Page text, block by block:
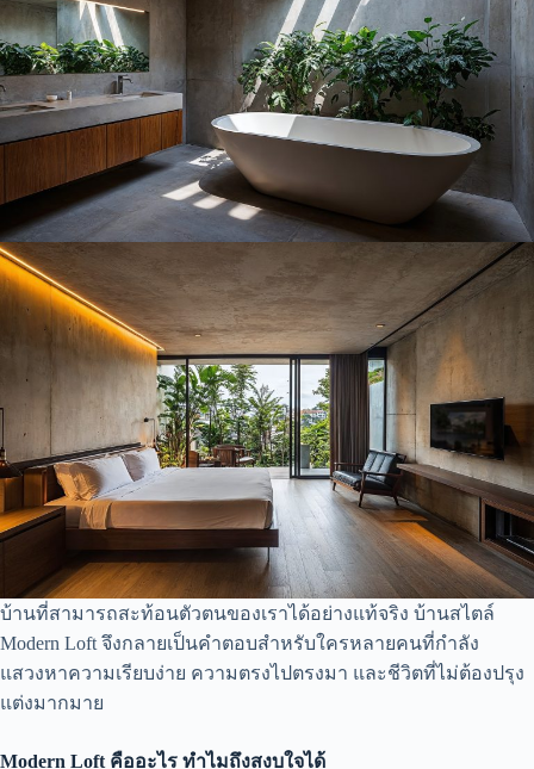
บ้านที่สามารถสะท้อนตัวตนของเราได้อย่างแท้จริง บ้านสไตล์
Modern Loft จึงกลายเป็นคำตอบสำหรับใครหลายคนที่กำลัง
แสวงหาความเรียบง่าย ความตรงไปตรงมา และชีวิตที่ไม่ต้องปรุง
แต่งมากมาย
Modern Loft คืออะไร ทำไมถึงสงบใจได้